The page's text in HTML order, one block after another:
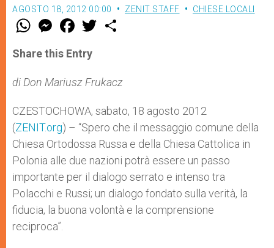
AGOSTO 18, 2012 00:00 ZENIT STAFF CHIESE LOCALI
W
t
s
p
p
M
e
s
e
g
e
F
a
e
b
o
k
w
r
Share this Entry
di Don Mariusz Frukacz
CZESTOCHOWA, sabato, 18 agosto 2012
(ZENIT.org) – “Spero che il messaggio comune della
Chiesa Ortodossa Russa e della Chiesa Cattolica in
Polonia alle due nazioni potrà essere un passo
importante per il dialogo serrato e intenso tra
Polacchi e Russi; un dialogo fondato sulla verità, la
fiducia, la buona volontà e la comprensione
reciproca”.